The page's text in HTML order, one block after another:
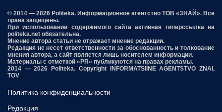
© 2014 — 2026 Politeka. Информационное агентство ТОВ «ЗНАЙ». Все
права защищены.
При использовании содержимого сайта активная гиперссылка на
politeka.net обязательна.
Мнение автора статьи не отражает мнение редакции.
Редакция не несет ответственности за обоснованность и толкование
мнения автора, а сайт является лишь носителем информации.
Материалы с отметкой «PR» публикуются на правах рекламы.
2014 — 2026 Politeka. Copyright INFORMATSIINE AGENTSTVO ZNAI,
TOV
Политика конфиденциальности
Редакция